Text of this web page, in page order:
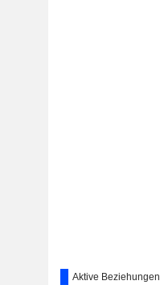
Aktive Beziehungen